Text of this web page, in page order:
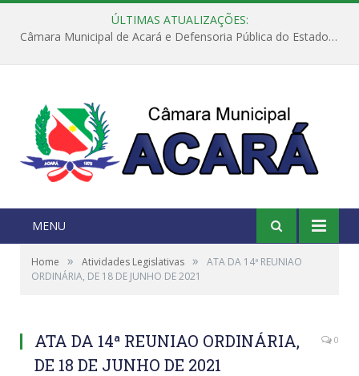
ÚLTIMAS ATUALIZAÇÕES:
Câmara Municipal de Acará e Defensoria Pública do Estado, promovem Ação Balcão de Direitos
MENU
Home » Atividades Legislativas »
ATA DA 14ª REUNIAO
ORDINÁRIA, DE 18 DE JUNHO DE 2021
ATA DA 14ª REUNIAO ORDINÁRIA,
DE 18 DE JUNHO DE 2021
0